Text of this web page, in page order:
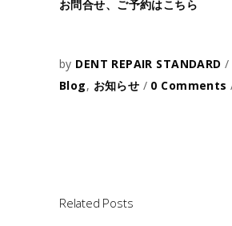
お問合せ、ご予約はこちら
by DENT REPAIR STANDARD
Blog, お知らせ 0 Comments
Related Posts